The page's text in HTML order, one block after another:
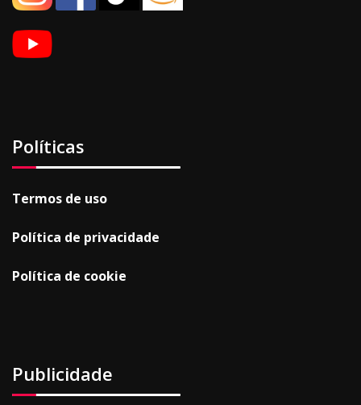
Políticas
Termos de uso
Política de privacidade
Política de cookie
Publicidade